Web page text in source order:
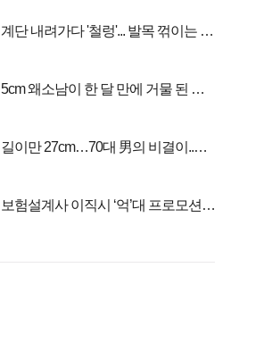
계단 내려가다 '철렁'... 발목 꺾이는 이
5cm 왜소남이 한 달 만에 거물 된 사
길이만 27cm…70대 男의 비결이..충
보험설계사 이직시 ‘억’대 프로모션!